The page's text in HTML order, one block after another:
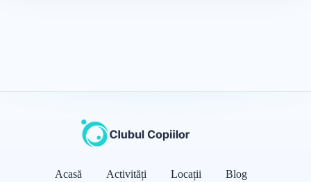
Acasă Activități Locații
Blog